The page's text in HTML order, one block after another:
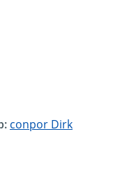
conpor Dirk